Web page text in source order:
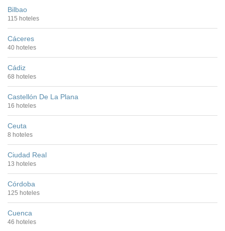
Bilbao
115 hoteles
Cáceres
40 hoteles
Cádiz
68 hoteles
Castellón De La Plana
16 hoteles
Ceuta
8 hoteles
Ciudad Real
13 hoteles
Córdoba
125 hoteles
Cuenca
46 hoteles